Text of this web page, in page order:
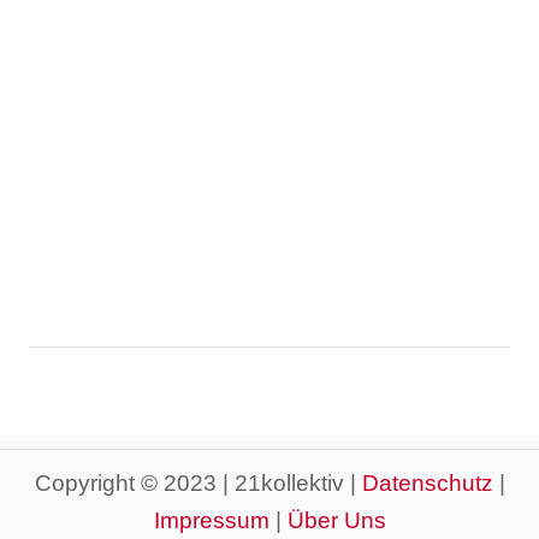
Copyright © 2023 | 21kollektiv | Datenschutz
Impressum
Über Uns